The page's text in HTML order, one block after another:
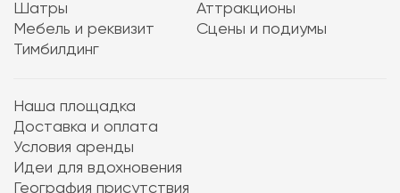
Шатры
Аттракционы
Мебель и реквизит
Сцены и подиумы
Тимбилдинг
Наша площадка
Доставка и оплата
Условия аренды
Идеи для вдохновения
География присутствия